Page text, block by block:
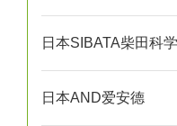
日本SIBATA柴田科学
日本AND爱安德